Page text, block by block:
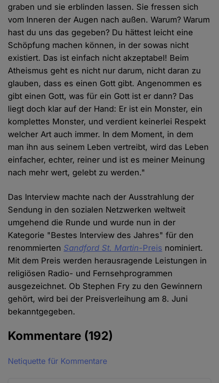
graben und sie erblinden lassen. Sie fressen sich
vom Inneren der Augen nach außen. Warum? Warum
hast du uns das gegeben? Du hättest leicht eine
Schöpfung machen können, in der sowas nicht
existiert. Das ist einfach nicht akzeptabel! Beim
Atheismus geht es nicht nur darum, nicht daran zu
glauben, dass es einen Gott gibt. Angenommen es
gibt einen Gott, was für ein Gott ist er dann? Das
liegt doch klar auf der Hand: Er ist ein Monster, ein
komplettes Monster, und verdient keinerlei Respekt
welcher Art auch immer. In dem Moment, in dem
man ihn aus seinem Leben vertreibt, wird das Leben
einfacher, echter, reiner und ist es meiner Meinung
nach mehr wert, gelebt zu werden."
Das Interview machte nach der Ausstrahlung der
Sendung in den sozialen Netzwerken weltweit
umgehend die Runde und wurde nun in der
Kategorie "Bestes Interview des Jahres" für den
renommierten Sandford St. Martin-Preis nominiert.
Mit dem Preis werden herausragende Leistungen in
religiösen Radio- und Fernsehprogrammen
ausgezeichnet. Ob Stephen Fry zu den Gewinnern
gehört, wird bei der Preisverleihung am 8. Juni
bekanntgegeben.
Kommentare (192)
Netiquette für Kommentare